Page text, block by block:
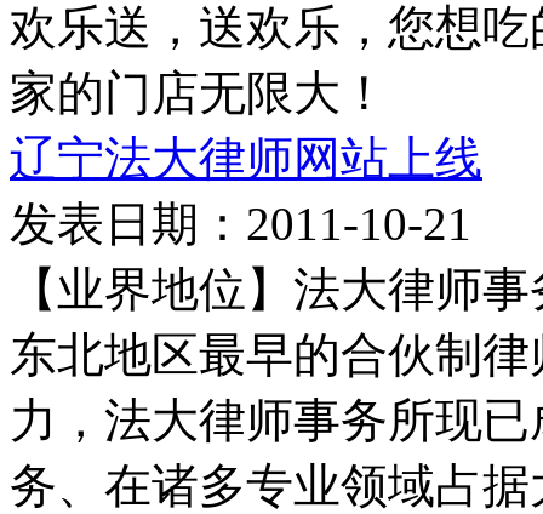
欢乐送，送欢乐，您想
家的门店无限大！
辽宁法大律师网站上线
发表日期：2011-10-21
【业界地位】法大律师
东北地区最早的合伙制
力，法大律师事务所现
务、在诸多专业领域占